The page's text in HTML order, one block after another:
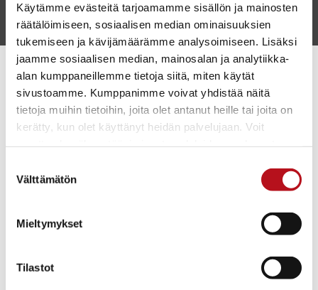
Käytämme evästeitä tarjoamamme sisällön ja mainosten
räätälöimiseen, sosiaalisen median ominaisuuksien
tukemiseen ja kävijämäärämme analysoimiseen. Lisäksi
jaamme sosiaalisen median, mainosalan ja analytiikka-
alan kumppaneillemme tietoja siitä, miten käytät
sivustoamme. Kumppanimme voivat yhdistää näitä
tietoja muihin tietoihin, joita olet antanut heille tai joita on
kerätty, kun olet käyttänyt heidän palvelujaan. Voit
valinta
Välttämätön
Mieltymykset
Tilastot
Anna palautetta
Torangintaival 2
p. 0408608365